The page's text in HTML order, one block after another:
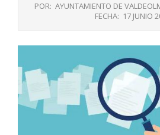
POR: AYUNTAMIENTO DE
FECHA: 17 JUNIO